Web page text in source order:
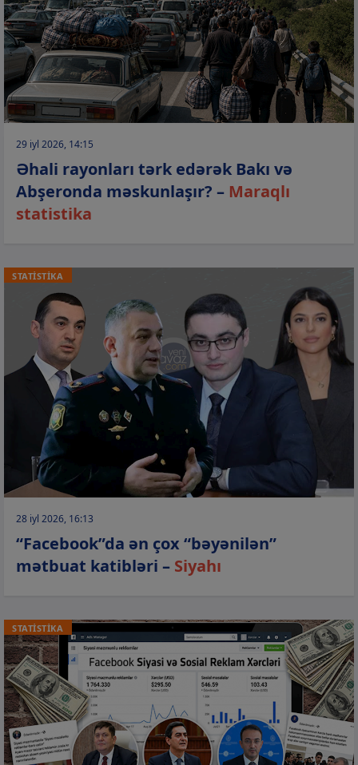
29 iyl 2026, 14:15
Əhali rayonları tərk edərək Bakı və
Abşeronda məskunlaşır? – Maraqlı
statistika
STATİSTİKA
28 iyl 2026, 16:13
“Facebook”da ən çox “bəyənilən”
mətbuat katibləri – Siyahı
STATİSTİKA